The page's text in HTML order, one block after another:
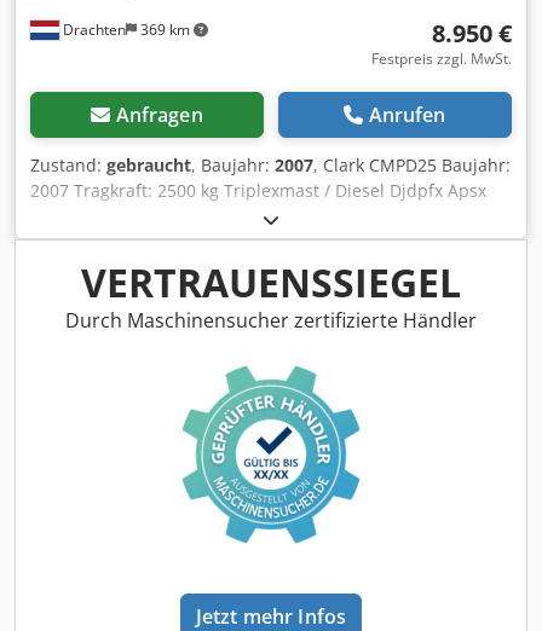
Drachten 369 km 8.950 €
Festpreis zzgl. MwSt.
Anfragen Anrufen
Zustand: gebraucht, Baujahr: 2007, Clark CMPD25 Baujahr:
2007 Tragkraft: 2500 kg Triplexmast / Diesel Djdpfx Apsx
VERTRAUENSSIEGEL
Durch Maschinensucher zertifizierte Händler
Jetzt mehr Infos